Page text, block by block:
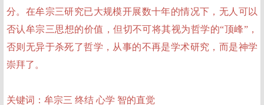
分。在牟宗三研究已大规模开展数十年的情况下，无人可以
否认牟宗三思想的价值，但切不可将其视为哲学的“顶峰”，
否则无异于杀死了哲学，从事的不再是学术研究，而是神学
崇拜了。
关键词：牟宗三 终结 心学 智的直觉